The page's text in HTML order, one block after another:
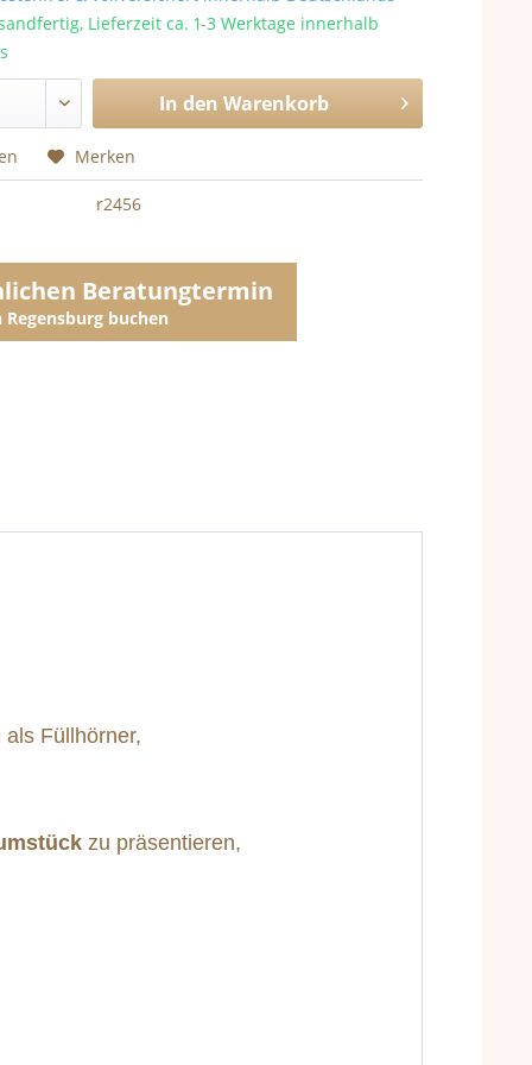
Lieferzeit ca. 1-3 Werktage innerhalb
In den Warenkorb
Merken
r2456
Beratungtermin
buchen
Füllhörner,
zu präsentieren,